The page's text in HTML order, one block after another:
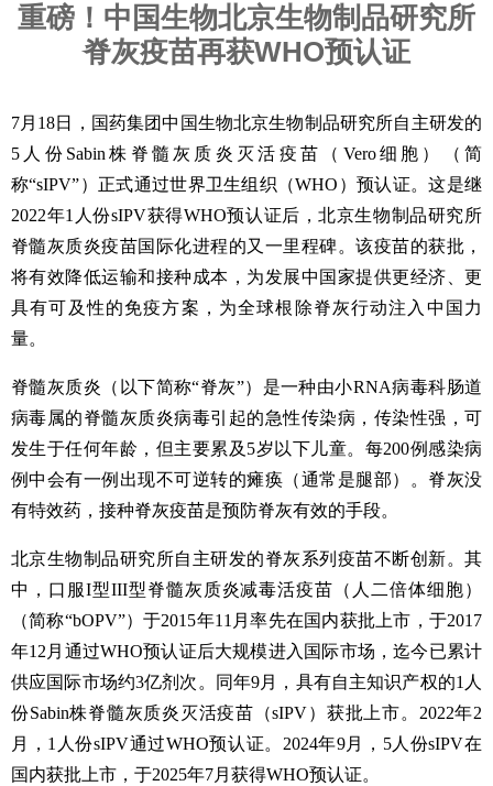
重磅！中国生物北京生物制品研究所
脊灰疫苗再获WHO预认证
7月18日，国药集团中国生物北京生物制品研究所自主研发的
5人份Sabin株脊髓灰质炎灭活疫苗（Vero细胞）（简
称“sIPV”）正式通过世界卫生组织（WHO）预认证。这是继
2022年1人份sIPV获得WHO预认证后，北京生物制品研究所
脊髓灰质炎疫苗国际化进程的又一里程碑。该疫苗的获批，
将有效降低运输和接种成本，为发展中国家提供更经济、更
具有可及性的免疫方案，为全球根除脊灰行动注入中国力
量。
脊髓灰质炎（以下简称“脊灰”）是一种由小RNA病毒科肠道
病毒属的脊髓灰质炎病毒引起的急性传染病，传染性强，可
发生于任何年龄，但主要累及5岁以下儿童。每200例感染病
例中会有一例出现不可逆转的瘫痪（通常是腿部）。脊灰没
有特效药， 接种脊灰疫苗是预防脊灰有效的手段。
北京生物制品研究所自主研发的脊灰系列疫苗不断创新。其
中，口服I型III型脊髓灰质炎减毒活疫苗（人二倍体细胞）
（简称“bOPV”）于2015年11月率先在国内获批上市，于2017
年12月通过WHO预认证后大规模进入国际市场，迄今已累计
供应国际市场约3亿剂次。同年9月，具有自主知识产权的1人
份Sabin株脊髓灰质炎灭活疫苗（sIPV）获批上市。2022年2
月，1人份sIPV通过WHO预认证。2024年9月，5人份sIPV在
国内获批上市，于2025年7月获得WHO预认证。